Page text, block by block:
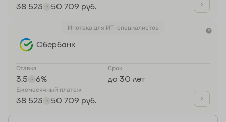
38 523 50 709 руб.
Ипотека для ИТ-специалистов
Сбербанк
Ставка
3.5 6%
Срок
до 30 лет
Ежемесячный платеж
38 523 50 709 руб.